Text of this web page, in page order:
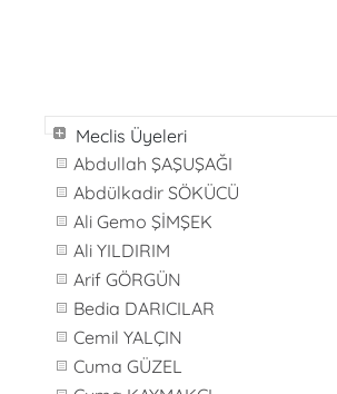
Meclis Üyeleri
Abdullah ŞAŞUŞAĞI
Abdülkadir SÖKÜCÜ
Ali Gemo ŞİMŞEK
Ali YILDIRIM
Arif GÖRGÜN
Bedia DARICILAR
Cemil YALÇIN
Cuma GÜZEL